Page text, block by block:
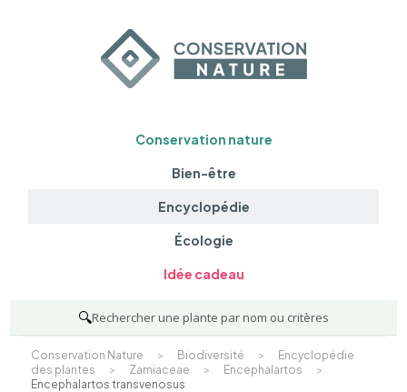
Conservation nature
Bien-être
Encyclopédie
Écologie
Idée cadeau
🔍Rechercher une plante par nom ou critères
Conservation Nature > Biodiversité >
Encyclopédie
des plantes
> Zamiaceae > Encephalartos
>
Encephalartos transvenosus